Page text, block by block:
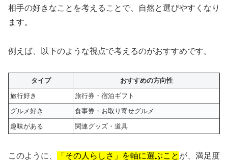
相手の好きなことを考えることで、自然と選びやすくなり
ます。
例えば、以下のような視点で考えるのがおすすめです。
タイプ
おすすめの方向性
旅行好き
旅行券・宿泊ギフト
グルメ好き
食事券・お取り寄せグルメ
趣味がある
関連グッズ・道具
このように、 「その人らしさ」を軸に選ぶこと が、満足度